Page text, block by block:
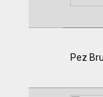
Pez